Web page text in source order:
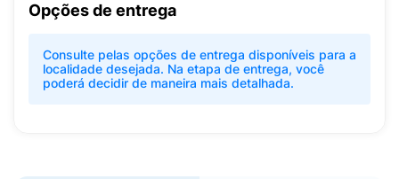
Opções de entrega
Consulte pelas opções de entrega disponíveis para a
localidade desejada. Na etapa de entrega, você
poderá decidir de maneira mais detalhada.